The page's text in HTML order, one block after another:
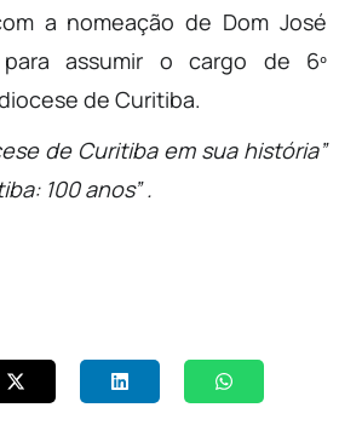
a nomeação de Dom José
assumir o cargo de 6º
de Curitiba.
de Curitiba em sua história”
100 anos” .